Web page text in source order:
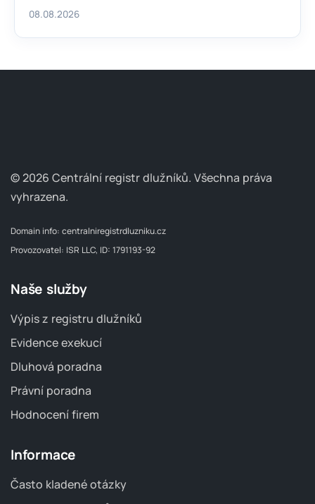
08.08.2026
© 2026 Centrální registr dlužníků. Všechna práva
vyhrazena.
Domain info: centralniregistrdluzniku.cz
Provozovatel: ISR LLC, ID: 1791193-92
Naše služby
Výpis z registru dlužníků
Evidence exekucí
Dluhová poradna
Právní poradna
Hodnocení firem
Informace
Často kladené otázky